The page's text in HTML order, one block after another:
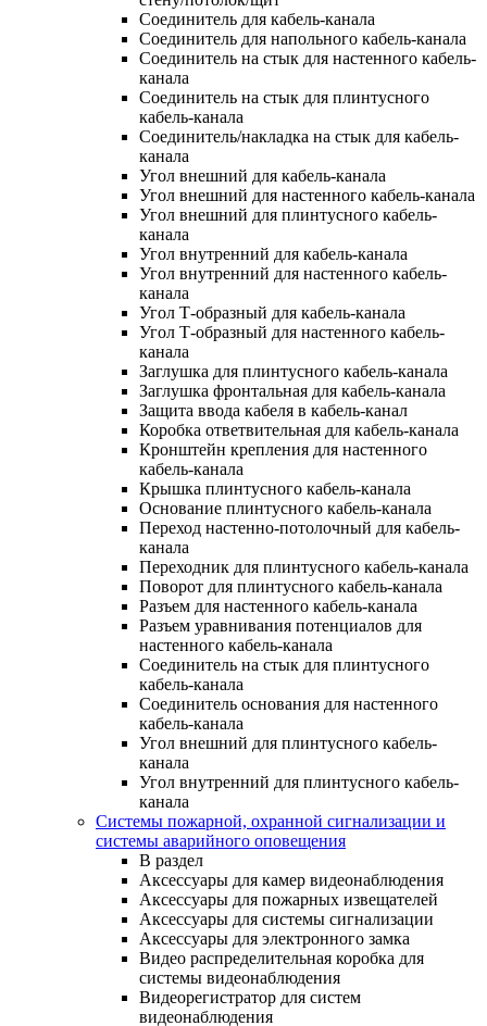
Соединитель для кабель-канала
Соединитель для напольного кабель-канала
Соединитель на стык для настенного кабель-
канала
Соединитель на стык для плинтусного
кабель-канала
Соединитель/накладка на стык для кабель-
канала
Угол внешний для кабель-канала
Угол внешний для настенного кабель-канала
Угол внешний для плинтусного кабель-
канала
Угол внутренний для кабель-канала
Угол внутренний для настенного кабель-
канала
Угол Т-образный для кабель-канала
Угол Т-образный для настенного кабель-
канала
Заглушка для плинтусного кабель-канала
Заглушка фронтальная для кабель-канала
Защита ввода кабеля в кабель-канал
Коробка ответвительная для кабель-канала
Кронштейн крепления для настенного
кабель-канала
Крышка плинтусного кабель-канала
Основание плинтусного кабель-канала
Переход настенно-потолочный для кабель-
канала
Переходник для плинтусного кабель-канала
Поворот для плинтусного кабель-канала
Разъем для настенного кабель-канала
Разъем уравнивания потенциалов для
настенного кабель-канала
Соединитель на стык для плинтусного
кабель-канала
Соединитель основания для настенного
кабель-канала
Угол внешний для плинтусного кабель-
канала
Угол внутренний для плинтусного кабель-
канала
Системы пожарной, охранной сигнализации и
системы аварийного оповещения
В раздел
Аксессуары для камер видеонаблюдения
Аксессуары для пожарных извещателей
Аксессуары для системы сигнализации
Аксессуары для электронного замка
Видео распределительная коробка для
системы видеонаблюдения
Видеорегистратор для систем
видеонаблюдения